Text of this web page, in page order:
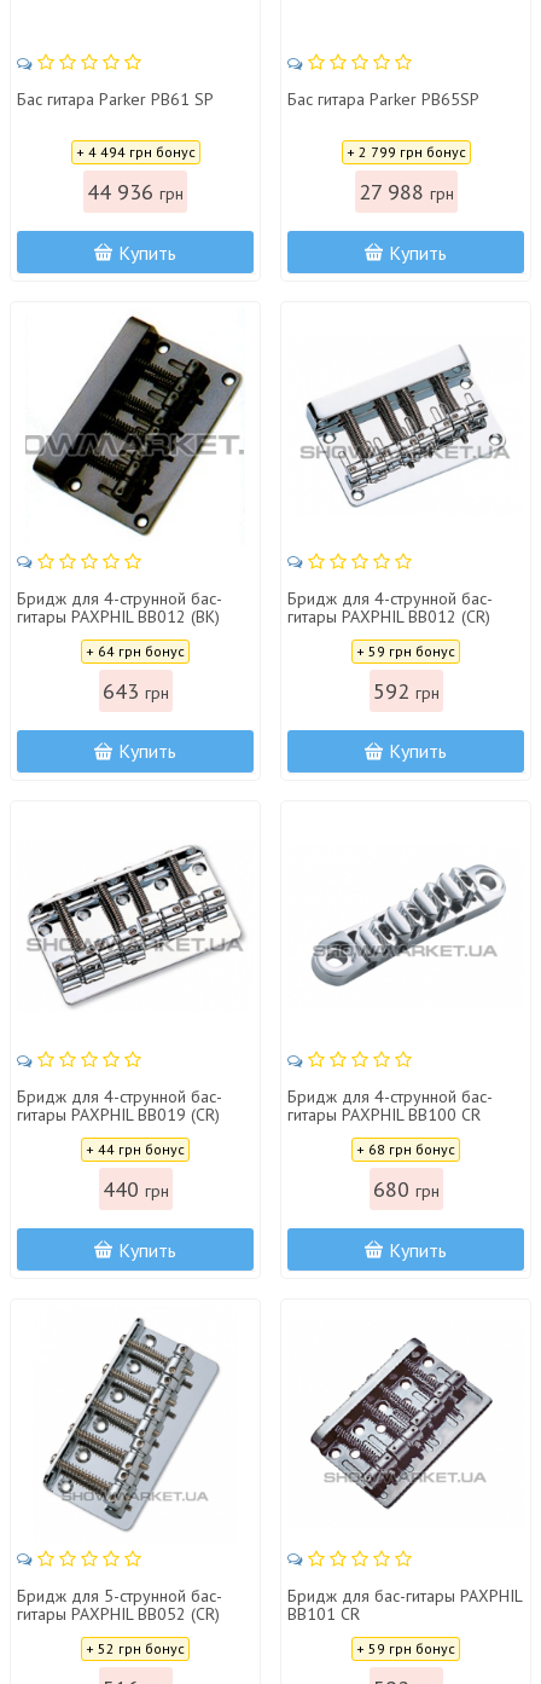
Бас гитара Parker PB61 SP
+ 4 494 грн бонус
44 936 грн
Купить
Бас гитара Parker PB65SP
+ 2 799 грн бонус
27 988 грн
Купить
Бридж для 4-струнной бас-
гитары PAXPHIL BB012 (BK)
+ 64 грн бонус
643 грн
Купить
Бридж для 4-струнной бас-
гитары PAXPHIL BB012 (CR)
+ 59 грн бонус
592 грн
Купить
Бридж для 4-струнной бас-
гитары PAXPHIL BB019 (CR)
+ 44 грн бонус
440 грн
Купить
Бридж для 4-струнной бас-
гитары PAXPHIL BB100 CR
+ 68 грн бонус
680 грн
Купить
Бридж для 5-струнной бас-
гитары PAXPHIL BB052 (CR)
+ 52 грн бонус
Бридж для бас-гитары PAXPHIL
BB101 CR
+ 59 грн бонус